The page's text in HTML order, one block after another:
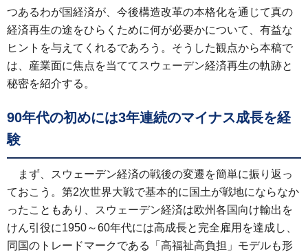
つあるわが国経済が、今後構造改革の本格化を通じて真の
経済再生の途をひらくために何が必要かについて、有益な
ヒントを与えてくれるであろう。そうした観点から本稿で
は、産業面に焦点を当ててスウェーデン経済再生の軌跡と
秘密を紹介する。
90年代の初めには3年連続のマイナス成長を経
験
まず、スウェーデン経済の戦後の変遷を簡単に振り返っ
ておこう。第2次世界大戦で基本的に国土が戦地にならなか
ったこともあり、スウェーデン経済は欧州各国向け輸出を
けん引役に1950～60年代には高成長と完全雇用を達成し、
同国のトレードマークである「高福祉高負担」モデルも形